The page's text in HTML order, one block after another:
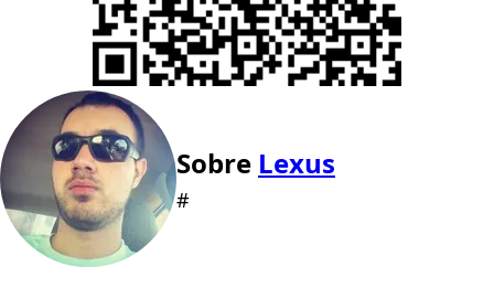
Sobre Lexus
#